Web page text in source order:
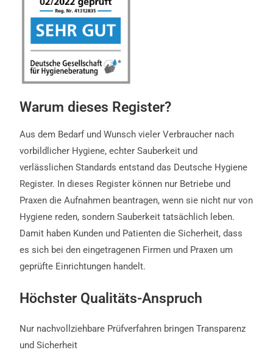
Warum dieses Register?
Aus dem Bedarf und Wunsch vieler Verbraucher nach
vorbildlicher Hygiene, echter Sauberkeit und
verlässlichen Standards entstand das Deutsche Hygiene
Register. In dieses Register können nur Betriebe und
Praxen die Aufnahmen beantragen, wenn sie nicht nur von
Hygiene reden, sondern Sauberkeit tatsächlich leben.
Damit haben Kunden und Patienten die Sicherheit, dass
es sich bei den eingetragenen Firmen und Praxen um
geprüfte Einrichtungen handelt.
Höchster Qualitäts-Anspruch​
Nur nachvollziehbare Prüfverfahren bringen Transparenz
und Sicherheit